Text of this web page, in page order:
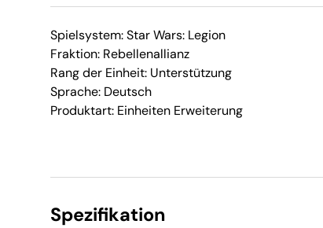
Spielsystem: Star Wars: Legion
Fraktion: Rebellenallianz
Rang der Einheit: Unterstützung
Sprache: Deutsch
Produktart: Einheiten Erweiterung
Spezifikation